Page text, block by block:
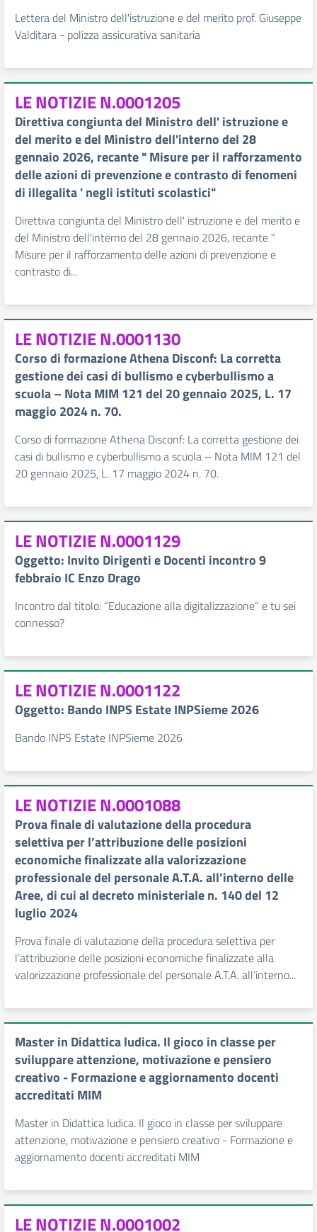
Lettera del Ministro dell'istruzione e del merito prof. Giuseppe
Valditara - polizza assicurativa sanitaria
LE NOTIZIE N.0001205
Direttiva congiunta del Ministro dell' istruzione e
del merito e del Ministro dell'interno del 28
gennaio 2026, recante " Misure per il rafforzamento
delle azioni di prevenzione e contrasto di fenomeni
di illegalita ' negli istituti scolastici"
Direttiva congiunta del Ministro dell' istruzione e del merito e
del Ministro dell'interno del 28 gennaio 2026, recante "
Misure per il rafforzamento delle azioni di prevenzione e
contrasto di...
LE NOTIZIE N.0001130
Corso di formazione Athena Disconf: La corretta
gestione dei casi di bullismo e cyberbullismo a
scuola – Nota MIM 121 del 20 gennaio 2025, L. 17
maggio 2024 n. 70.
Corso di formazione Athena Disconf: La corretta gestione dei
casi di bullismo e cyberbullismo a scuola – Nota MIM 121 del
20 gennaio 2025, L. 17 maggio 2024 n. 70.
LE NOTIZIE N.0001129
Oggetto: Invito Dirigenti e Docenti incontro 9
febbraio IC Enzo Drago
Incontro dal titolo: “Educazione alla digitalizzazione” e tu sei
connesso?
LE NOTIZIE N.0001122
Oggetto: Bando INPS Estate INPSieme 2026
Bando INPS Estate INPSieme 2026
LE NOTIZIE N.0001088
Prova finale di valutazione della procedura
selettiva per l’attribuzione delle posizioni
economiche finalizzate alla valorizzazione
professionale del personale A.T.A. all’interno delle
Aree, di cui al decreto ministeriale n. 140 del 12
luglio 2024
Prova finale di valutazione della procedura selettiva per
l’attribuzione delle posizioni economiche finalizzate alla
valorizzazione professionale del personale A.T.A. all’interno...
Master in Didattica ludica. Il gioco in classe per
sviluppare attenzione, motivazione e pensiero
creativo - Formazione e aggiornamento docenti
accreditati MIM
Master in Didattica ludica. Il gioco in classe per sviluppare
attenzione, motivazione e pensiero creativo - Formazione e
aggiornamento docenti accreditati MIM
LE NOTIZIE N.0001002